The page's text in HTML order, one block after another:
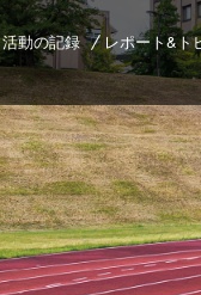
活動の記録 レポート&ト